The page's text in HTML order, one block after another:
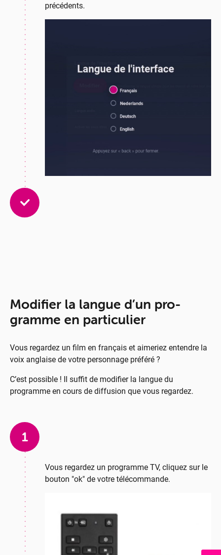
précédents.
Mo­di­fier la langue d’un pro­
gramme en par­ti­cu­lier
Vous regardez un film en français et aimeriez entendre la
voix anglaise de votre personnage préféré ?
C’est possible ! Il suffit de modifier la langue du
programme en cours de diffusion que vous regardez.
1
Vous regardez un programme TV, cliquez sur le
bouton "ok" de votre télécommande.